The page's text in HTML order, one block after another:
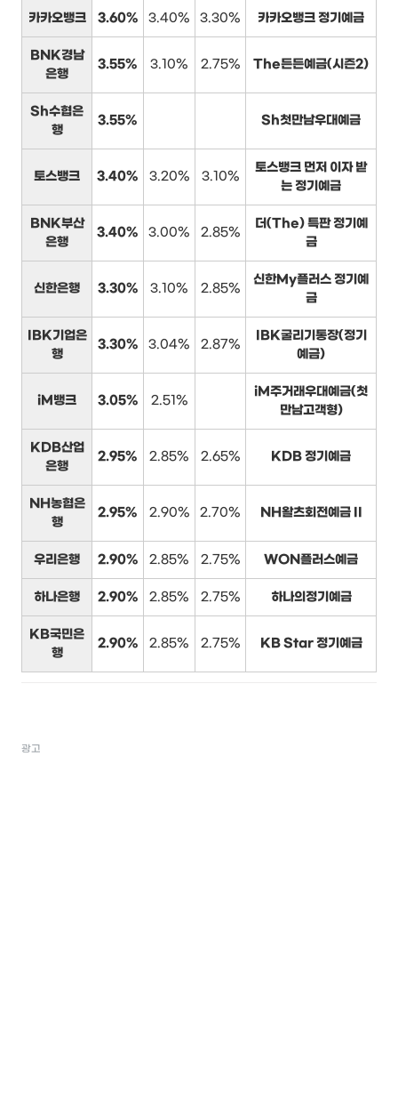
카카오뱅크 3.60% 3.40% 3.30% 카카오뱅크 정기예금
BNK경남
은행
3.55% 3.10% 2.75% The든든예금(시즌2)
Sh수협은
행
3.55% Sh첫만남우대예금
토스뱅크 3.40% 3.20% 3.10%
토스뱅크 먼저 이자 받
는 정기예금
BNK부산
은행
3.40% 3.00% 2.85%
더(The) 특판 정기예
금
신한은행 3.30% 3.10% 2.85%
신한My플러스 정기예
금
IBK기업은
행
3.30% 3.04% 2.87%
IBK굴리기통장(정기
예금)
iM뱅크 3.05% 2.51%
iM주거래우대예금(첫
만남고객형)
KDB산업
은행
2.95% 2.85% 2.65% KDB 정기예금
NH농협은
행
2.95% 2.90% 2.70% NH왈츠회전예금 II
우리은행 2.90% 2.85% 2.75% WON플러스예금
하나은행 2.90% 2.85% 2.75% 하나의정기예금
KB국민은
행
2.90% 2.85% 2.75% KB Star 정기예금
광고